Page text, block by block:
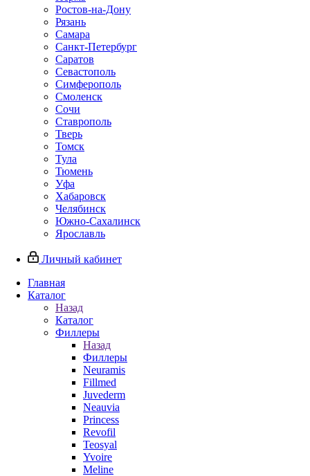
Ростов-на-Дону
Рязань
Самара
Санкт-Петербург
Саратов
Севастополь
Симферополь
Смоленск
Сочи
Ставрополь
Тверь
Томск
Тула
Тюмень
Уфа
Хабаровск
Челябинск
Южно-Сахалинск
Ярославль
Личный кабинет
Главная
Каталог
Назад
Каталог
Филлеры
Назад
Филлеры
Neuramis
Fillmed
Juvederm
Neauvia
Princess
Revofil
Teosyal
Yvoire
Meline